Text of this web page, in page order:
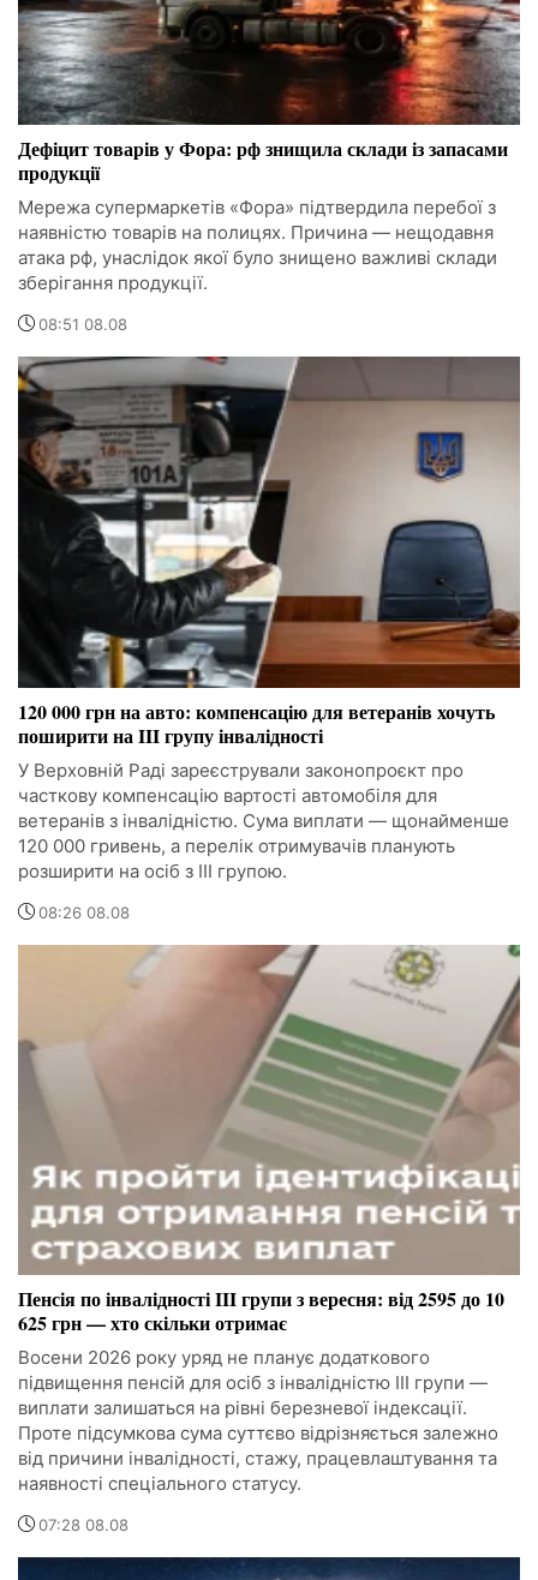
Дефіцит товарів у Фора: рф знищила склади із запасами
продукції
Мережа супермаркетів «Фора» підтвердила перебої з
наявністю товарів на полицях. Причина — нещодавня
атака рф, унаслідок якої було знищено важливі склади
зберігання продукції.
08:51 08.08
120 000 грн на авто: компенсацію для ветеранів хочуть
поширити на III групу інвалідності
У Верховній Раді зареєстрували законопроєкт про
часткову компенсацію вартості автомобіля для
ветеранів з інвалідністю. Сума виплати — щонайменше
120 000 гривень, а перелік отримувачів планують
розширити на осіб з III групою.
08:26 08.08
Пенсія по інвалідності III групи з вересня: від 2595 до 10
625 грн — хто скільки отримає
Восени 2026 року уряд не планує додаткового
підвищення пенсій для осіб з інвалідністю III групи —
виплати залишаться на рівні березневої індексації.
Проте підсумкова сума суттєво відрізняється залежно
від причини інвалідності, стажу, працевлаштування та
наявності спеціального статусу.
07:28 08.08